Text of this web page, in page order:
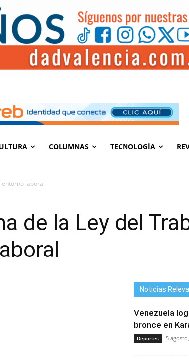
COLUMNAS TECNOLOGÍA
entorno laboral
de la Ley del
Noticias
Venezuela
bronce en
Deportes 5